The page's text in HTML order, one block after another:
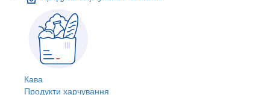
Кава
Продукти харчування